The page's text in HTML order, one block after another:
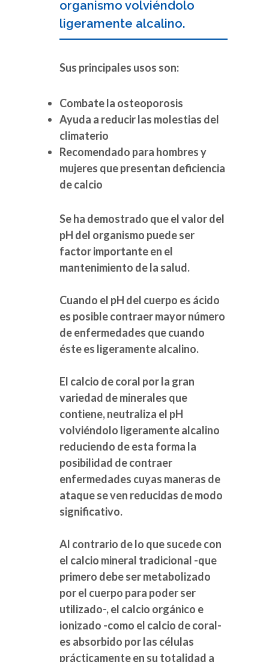
organismo volviéndolo
ligeramente alcalino.
Sus principales usos son:
Combate la osteoporosis
Ayuda a reducir las molestias del
climaterio
Recomendado para hombres y
mujeres que presentan deficiencia
de calcio
Se ha demostrado que el valor del
pH del organismo puede ser
factor importante en el
mantenimiento de la salud.
Cuando el pH del cuerpo es ácido
es posible contraer mayor número
de enfermedades que cuando
éste es ligeramente alcalino.
El calcio de coral por la gran
variedad de minerales que
contiene, neutraliza el pH
volviéndolo ligeramente alcalino
reduciendo de esta forma la
posibilidad de contraer
enfermedades cuyas maneras de
ataque se ven reducidas de modo
significativo.
Al contrario de lo que sucede con
el calcio mineral tradicional -que
primero debe ser metabolizado
por el cuerpo para poder ser
utilizado-, el calcio orgánico e
ionizado -como el calcio de coral-
es absorbido por las células
prácticamente en su totalidad a